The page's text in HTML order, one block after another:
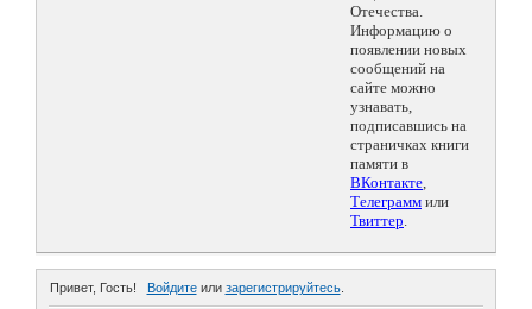
Отечества.
Информацию о
появлении новых
сообщений на
сайте можно
узнавать,
подписавшись на
страничках книги
памяти в
ВКонтакте,
Телеграмм или
Твиттер.
Привет, Гость! Войдитеили зарегистрируйтесь.